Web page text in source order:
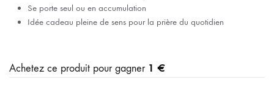
Se porte seul ou en accumulation
Idée cadeau pleine de sens pour la prière du quotidien
Achetez ce produit pour gagner 1 €